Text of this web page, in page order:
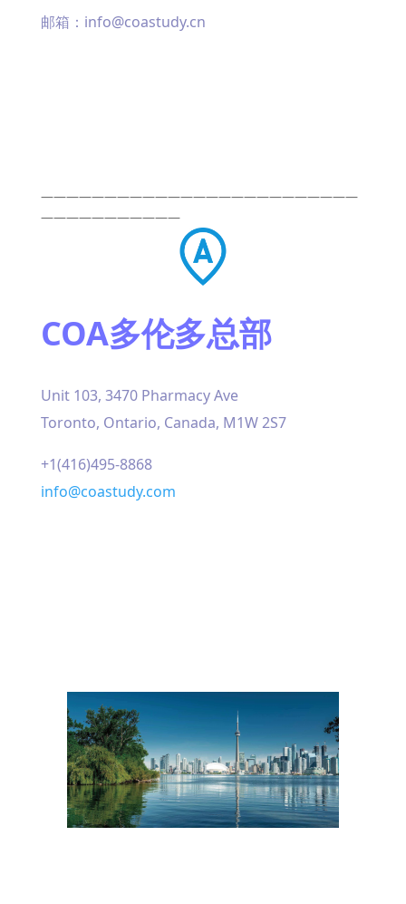
邮箱：info@coastudy.cn
—————————————————————————
———————————
COA多伦多总部
Unit 103, 3470 Pharmacy Ave
Toronto, Ontario, Canada, M1W 2S7
+1(416)495-8868
info@coastudy.com